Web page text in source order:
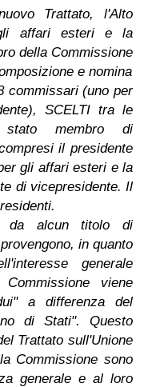
Trattato, l'Alto
gli affari esteri e la
della Commissione
e nomina
commissari (uno per
SCELTI tra le
membro di
il presidente
gli affari esteri e la
di vicepresidente. Il
da alcun titolo di
in quanto
generale
viene
a differenza del
di Stati". Questo
Trattato sull'Unione
Commissione sono
generale e al loro